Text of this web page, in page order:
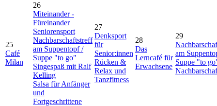
25
Café
Milan
26
Miteinander -
Füreinander
Seniorensport
Nachbarschaftstreff
am Suppentopf /
Suppe "to go"
Singespaß mit Ralf
Kelling
Salsa für Anfänger
und
Fortgeschrittene
27
Denksport
für
Senior:innen
Rücken &
Relax und
Tanzfitness
28
Das
Lerncafé für
Erwachsene
29
am
Suppe "to